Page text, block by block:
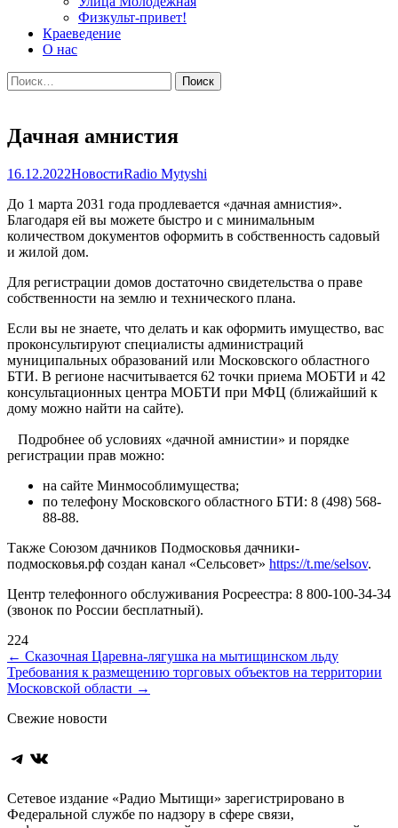
Физкульт-привет!
Краеведение
О нас
Найти:
Дачная амнистия
16.12.2022НовостиRadio Mytyshi
До 1 марта 2031 года продлевается «дачная амнистия».
Благодаря ей вы можете быстро и с минимальным
количеством документов оформить в собственность садовый
и жилой дом.
Для регистрации домов достаточно свидетельства о праве
собственности на землю и технического плана.
Если вы не знаете, что делать и как оформить имущество, вас
проконсультируют специалисты администраций
муниципальных образований или Московского областного
БТИ. В регионе насчитывается 62 точки приема МОБТИ и 42
консультационных центра МОБТИ при МФЦ (ближайший к
дому можно найти на сайте).
⠀Подробнее об условиях «дачной амнистии» и порядке
регистрации прав можно:
на сайте Минмособлимущества;
по телефону Московского областного БТИ: 8 (498) 568-
88-88.
Также Союзом дачников Подмосковья дачники-
подмосковья.рф создан канал «Сельсовет» https://t.me/selsov.
Центр телефонного обслуживания Росреестра: 8 800-100-34-34
(звонок по России бесплатный).
224
Навигация
по
← Сказочная Царевна‑лягушка на мытищинском льду
Требования к размещению торговых объектов на территории
Московской области →
Свежие новости
Telegram
ВКонтакте
Сетевое издание «Радио Мытищи» зарегистрировано в
Федеральной службе по надзору в сфере связи,